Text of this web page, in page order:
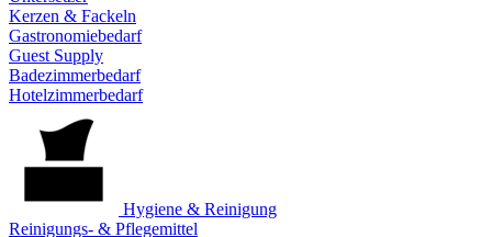
Kerzen & Fackeln
Gastronomiebedarf
Guest Supply
Badezimmerbedarf
Hotelzimmerbedarf
Hygiene & Reinigung
Reinigungs- & Pflegemittel